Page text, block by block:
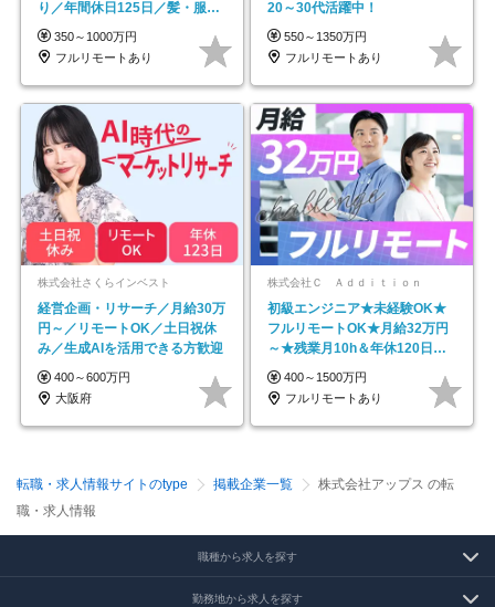
り／年間休日125日／髪・服・
ネイル自由／副業OK
350～1000万円
フルリモートあり
20～30代活躍中！
550～1350万円
フルリモートあり
株式会社さくらインベスト
経営企画・リサーチ／月給30万
円～／リモートOK／土日祝休
み／生成AIを活用できる方歓迎
400～600万円
大阪府
株式会社Ｃ Ａｄｄｉｔｉｏｎ
初級エンジニア★未経験OK★
フルリモートOK★月給32万円
～★残業月10h＆年休120日以
上★副業可
400～1500万円
フルリモートあり
転職・求人情報サイトのtype 掲載企業一覧
株式会社アップス の転
職・求人情報
職種から求人を探す
勤務地から求人を探す